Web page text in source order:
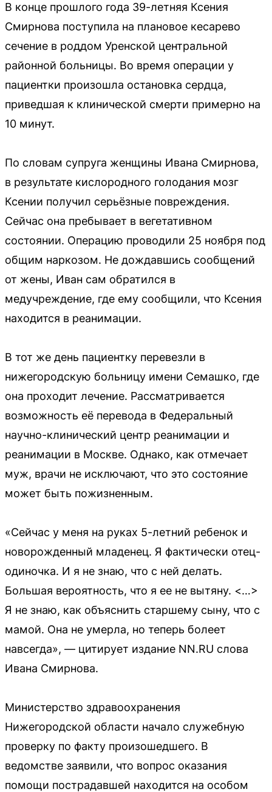
В конце прошлого года 39-летняя Ксения
Смирнова поступила на плановое кесарево
сечение в роддом Уренской центральной
районной больницы. Во время операции у
пациентки произошла остановка сердца,
приведшая к клинической смерти примерно на
10 минут.
По словам супруга женщины Ивана Смирнова,
в результате кислородного голодания мозг
Ксении получил серьёзные повреждения.
Сейчас она пребывает в вегетативном
состоянии. Операцию проводили 25 ноября под
общим наркозом. Не дождавшись сообщений
от жены, Иван сам обратился в
медучреждение, где ему сообщили, что Ксения
находится в реанимации.
В тот же день пациентку перевезли в
нижегородскую больницу имени Семашко, где
она проходит лечение. Рассматривается
возможность её перевода в Федеральный
научно-клинический центр реанимации и
реанимации в Москве. Однако, как отмечает
муж, врачи не исключают, что это состояние
может быть пожизненным.
«Сейчас у меня на руках 5-летний ребенок и
новорожденный младенец. Я фактически отец-
одиночка. И я не знаю, что с ней делать.
Большая вероятность, что я ее не вытяну. <…>
Я не знаю, как объяснить старшему сыну, что с
мамой. Она не умерла, но теперь болеет
навсегда», — цитирует издание NN.RU слова
Ивана Смирнова.
Министерство здравоохранения
Нижегородской области начало служебную
проверку по факту произошедшего. В
ведомстве заявили, что вопрос оказания
помощи пострадавшей находится на особом